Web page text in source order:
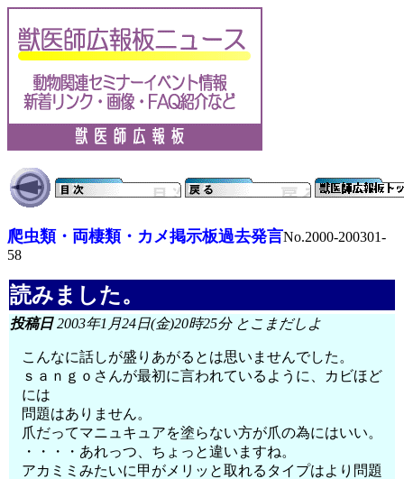
爬虫類・両棲類・カメ掲示板過去発言No.2000-200301-
58
読みました。
投稿日2003年1月24日(金)20時25分 とこまだしよ
こんなに話しが盛りあがるとは思いませんでした。
ｓａｎｇｏさんが最初に言われているように、カビほど
には
問題はありません。
爪だってマニュキュアを塗らない方が爪の為にはいい。
・・・・あれっつ、ちょっと違いますね。
アカミミみたいに甲がメリッと取れるタイプはより問題